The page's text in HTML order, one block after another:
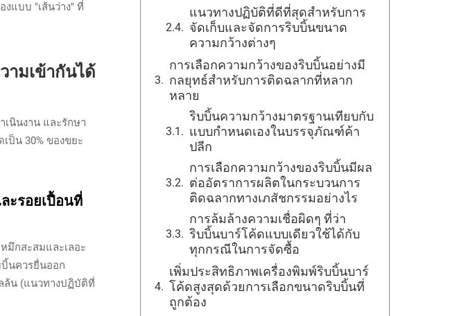
แบบ "เส้นว่าง" ที่
ามเข้ากันได้
นินงาน และรักษา
ป็น 30% ของขยะ
ะรอยเปื้อนที่
กสะสมและเลอะ
บิ้นควรยื่นออก
ล้น (แนวทางปฏิบัติที่
แนวทางปฏิบัติที่ดีที่สุดสำหรับการ
จัดเก็บและจัดการริบบิ้นขนาด
ความกว้างต่างๆ
การเลือกความกว้างของริบบิ้นอย่างมี
กลยุทธ์สำหรับการติดฉลากที่หลาก
หลาย
ริบบิ้นความกว้างมาตรฐานเทียบกับ
แบบกำหนดเองในบรรจุภัณฑ์ค้า
ปลีก
การเลือกความกว้างของริบบิ้นมีผล
ต่ออัตราการผลิตในกระบวนการ
ติดฉลากทางเภสัชกรรมอย่างไร
การล้มล้างความเชื่อผิดๆ ที่ว่า
ริบบิ้นบาร์โค้ดแบบเดียวใช้ได้กับ
ทุกกรณีในการจัดซื้อ
เพิ่มประสิทธิภาพเครื่องพิมพ์ริบบิ้นบาร์
โค้ดสูงสุดด้วยการเลือกขนาดริบบิ้นที่
ถูกต้อง